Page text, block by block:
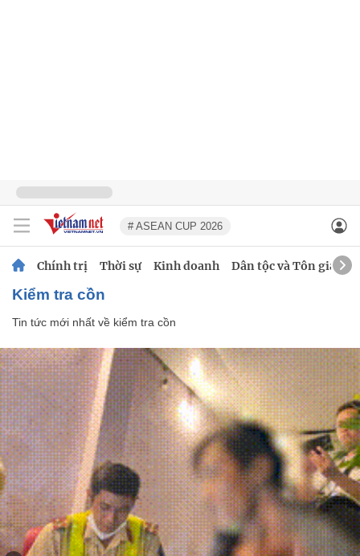
# ASEAN CUP 2026
Chính trị Thời sự Kinh doanh Dân tộc và Tôn giáo
kiểm tra cồn
Tin tức mới nhất về kiểm tra cồn